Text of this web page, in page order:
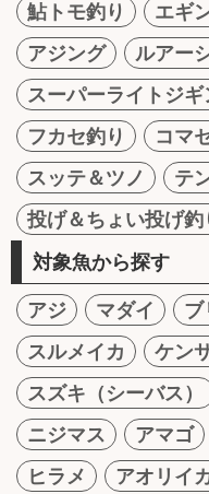
鮎トモ釣り エギ
アジング
ルアー
スーパーライトジギ
フカセ釣り
コマ
スッテ＆ツノ
テ
投げ＆ちょい投げ釣
対象魚から探す
アジ マダイ ブ
スルメイカ
ケン
スズキ（シーバス）
ニジマス
アマゴ
ヒラメ
アオリイ